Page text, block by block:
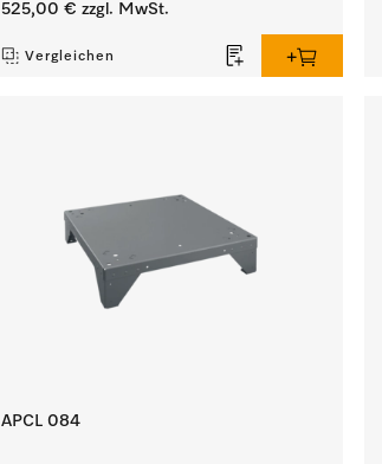
525,00 € zzgl. MwSt.
Vergleichen
APCL 084